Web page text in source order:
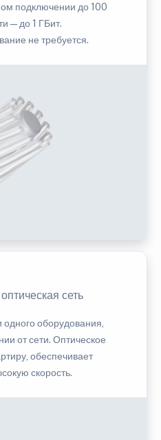
подключении до 100
— до 1 ГБит.
не требуется.
сеть
оборудования,
от сети. Оптическое
обеспечивает
скорость.